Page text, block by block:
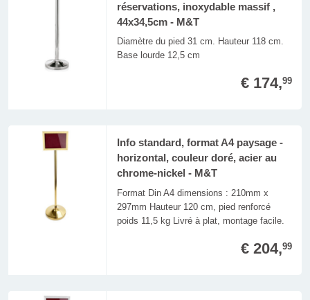
réservations, inoxydable massif ,
44x34,5cm - M&T
Diamètre du pied 31 cm. Hauteur 118 cm.
Base lourde 12,5 cm
€ 174,99
Info standard, format A4 paysage -
horizontal, couleur doré, acier au
chrome-nickel - M&T
Format Din A4 dimensions : 210mm x
297mm Hauteur 120 cm, pied renforcé
poids 11,5 kg Livré à plat, montage facile.
€ 204,99